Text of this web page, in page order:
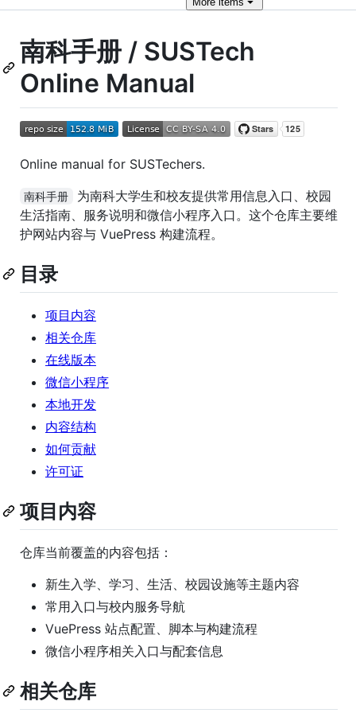
南科手册 / SUSTech
Online Manual
Online manual for SUSTechers.
南科手册
为南科大学生和校友提供常用信息入口、校园
生活指南、服务说明和微信小程序入口。这个仓库主要维
护网站内容与 VuePress 构建流程。
目录
项目内容
相关仓库
在线版本
微信小程序
本地开发
内容结构
如何贡献
许可证
项目内容
仓库当前覆盖的内容包括：
新生入学、学习、生活、校园设施等主题内容
常用入口与校内服务导航
VuePress 站点配置、脚本与构建流程
微信小程序相关入口与配套信息
相关仓库